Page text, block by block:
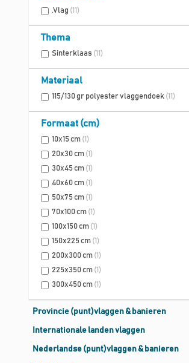
.Vlag (11)
Thema
Sinterklaas (11)
Materiaal
115/130 gr polyester vlaggendoek (11)
Formaat (cm)
10x15 cm (1)
20x30 cm (1)
30x45 cm (1)
40x60 cm (1)
50x75 cm (1)
70x100 cm (1)
100x150 cm (1)
150x225 cm (1)
200x300 cm (1)
225x350 cm (1)
300x450 cm (1)
Provincie (punt)vlaggen & banieren
Internationale landen vlaggen
Nederlandse (punt)vlaggen & banieren